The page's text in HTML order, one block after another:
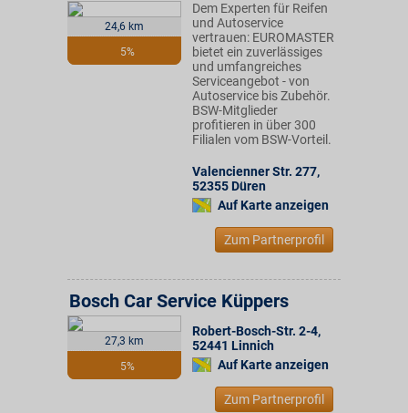
24,6 km
5%
Dem Experten für Reifen
und Autoservice
vertrauen: EUROMASTER
bietet ein zuverlässiges
und umfangreiches
Serviceangebot - von
Autoservice bis Zubehör.
BSW-Mitglieder
profitieren in über 300
Filialen vom BSW-Vorteil.
Valencienner Str. 277,
52355 Düren
Auf Karte anzeigen
Zum Partnerprofil
27,3 km
5%
Bosch Car Service Küppers
Robert-Bosch-Str. 2-4,
52441 Linnich
Auf Karte anzeigen
Zum Partnerprofil